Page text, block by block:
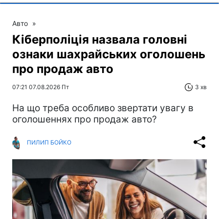
Авто »
Кіберполіція назвала головні
ознаки шахрайських оголошень
про продаж авто
07:21 07.08.2026 Пт 3 хв
На що треба особливо звертати увагу в
оголошеннях про продаж авто?
ПИЛИП БОЙКО